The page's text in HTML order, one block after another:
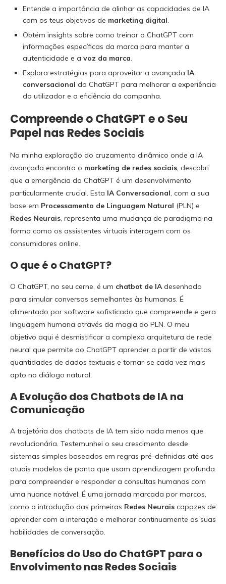
Entende a importância de alinhar as capacidades de IA
com os teus objetivos de marketing digital.
Obtém insights sobre como treinar o ChatGPT com
informações específicas da marca para manter a
autenticidade e a voz da marca.
Explora estratégias para aproveitar a avançada IA
conversacional do ChatGPT para melhorar a experiência
do utilizador e a eficiência da campanha.
Compreende o ChatGPT e o Seu
Papel nas Redes Sociais
Na minha exploração do cruzamento dinâmico onde a IA
avançada encontra o marketing de redes sociais, descobri
que a emergência do ChatGPT é um desenvolvimento
particularmente crucial. Esta IA Conversacional, com a sua
base em Processamento de Linguagem Natural (PLN) e
Redes Neurais, representa uma mudança de paradigma na
forma como os assistentes virtuais interagem com os
consumidores online.
O que é o ChatGPT?
O ChatGPT, no seu cerne, é um chatbot de IAdesenhado
para simular conversas semelhantes às humanas. É
alimentado por software sofisticado que compreende e gera
linguagem humana através da magia do PLN. O meu
objetivo aqui é desmistificar a complexa arquitetura de rede
neural que permite ao ChatGPT aprender a partir de vastas
quantidades de dados textuais e tornar-se cada vez mais
apto no diálogo natural.
A Evolução dos Chatbots de IA na
Comunicação
A trajetória dos chatbots de IA tem sido nada menos que
revolucionária. Testemunhei o seu crescimento desde
sistemas simples baseados em regras pré-definidas até aos
atuais modelos de ponta que usam aprendizagem profunda
para compreender e responder a consultas humanas com
uma nuance notável. É uma jornada marcada por marcos,
como a introdução das primeiras Redes Neurais capazes de
aprender com a interação e melhorar continuamente as suas
habilidades de conversação.
Benefícios do Uso do ChatGPT para o
Envolvimento nas Redes Sociais